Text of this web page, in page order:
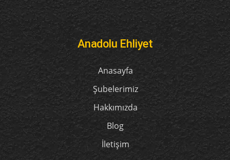
Anadolu Ehliyet
Anasayfa
Şubelerimiz
Hakkımızda
Blog
İletişim